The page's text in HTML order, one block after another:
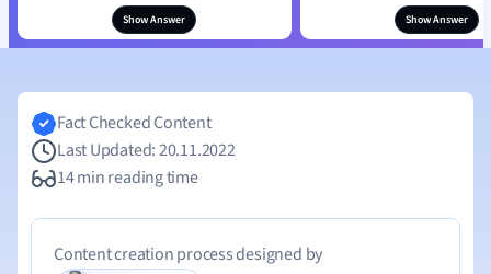
Show Answer Show Answer
Fact Checked Content
Last Updated: 20.11.2022
14 min reading time
Content creation process designed by